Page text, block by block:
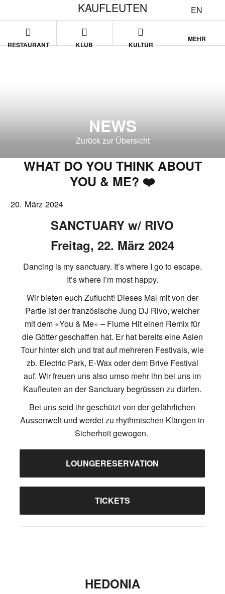
EN
KAUFLEUTEN
RESTAURANT KLUB KULTUR
MEHR
NEWS
Zurück zur Übersicht
WHAT DO YOU THINK ABOUT
YOU & ME? ❤️
20. März 2024
SANCTUARY w/ RIVO
Freitag, 22. März 2024
Dancing is my sanctuary. It’s where I go to escape.
It’s where I’m most happy.
Wir bieten euch Zuflucht! Dieses Mal mit von der
Partie ist der französische Jung DJ Rivo, welcher
mit dem «You & Me» – Flume Hit einen Remix für
die Götter geschaffen hat. Er hat bereits eine Asien
Tour hinter sich und trat auf mehreren Festivals, wie
zb. Electric Park, E-Wax oder dem Brive Festival
auf. Wir freuen uns also umso mehr ihn bei uns im
Kaufleuten an der Sanctuary begrüssen zu dürfen.
Bei uns seid ihr geschützt von der gefährlichen
Aussenwelt und werdet zu rhythmischen Klängen in
Sicherheit gewogen.
LOUNGERESERVATION
TICKETS
HEDONIA